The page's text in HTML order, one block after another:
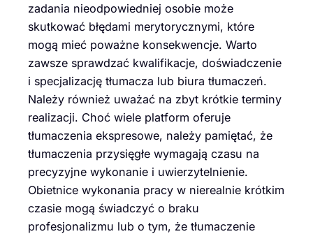
zadania nieodpowiedniej osobie może
skutkować błędami merytorycznymi, które
mogą mieć poważne konsekwencje. Warto
zawsze sprawdzać kwalifikacje, doświadczenie
i specjalizację tłumacza lub biura tłumaczeń.
Należy również uważać na zbyt krótkie terminy
realizacji. Choć wiele platform oferuje
tłumaczenia ekspresowe, należy pamiętać, że
tłumaczenia przysięgłe wymagają czasu na
precyzyjne wykonanie i uwierzytelnienie.
Obietnice wykonania pracy w nierealnie krótkim
czasie mogą świadczyć o braku
profesjonalizmu lub o tym, że tłumaczenie